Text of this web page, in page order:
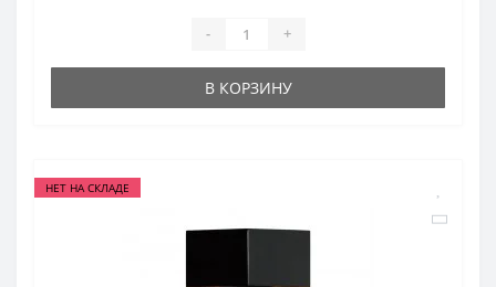
- +
В КОРЗИНУ
НЕТ НА СКЛАДЕ